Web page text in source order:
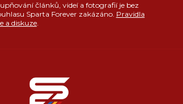
článků, videí a fotografií je bez
Sparta Forever zakázáno. Pravidla
a diskuze.